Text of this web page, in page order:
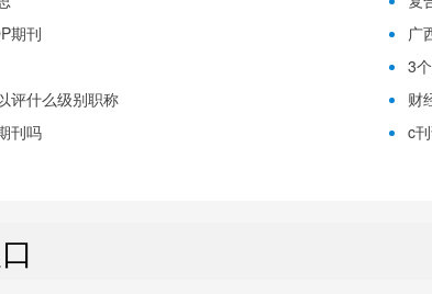
期刊
广
3
评什么级别职称
财
刊吗
c